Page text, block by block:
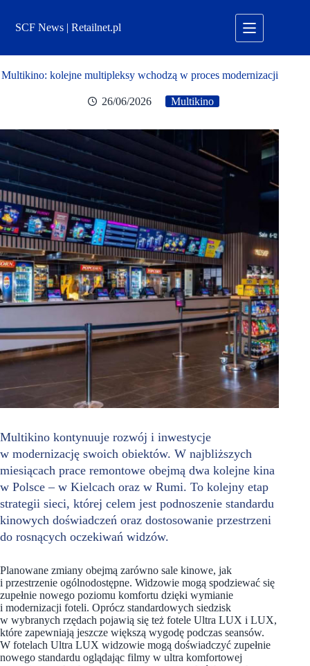
treściSCF News | Retailnet.pl
Multikino: kolejne multipleksy wchodzą w proces modernizacji
26/06/2026 Multikino
Multikino kontynuuje rozwój i inwestycje
w modernizację swoich obiektów. W najbliższych
miesiącach prace remontowe obejmą dwa kolejne kina
w Polsce – w Kielcach oraz w Rumi. To kolejny etap
strategii sieci, której celem jest podnoszenie standardu
kinowych doświadczeń oraz dostosowanie przestrzeni
do rosnących oczekiwań widzów.
Planowane zmiany obejmą zarówno sale kinowe, jak
i przestrzenie ogólnodostępne. Widzowie mogą spodziewać się
zupełnie nowego poziomu komfortu dzięki wymianie
i modernizacji foteli. Oprócz standardowych siedzisk
w wybranych rzędach pojawią się też fotele Ultra LUX i LUX,
które zapewniają jeszcze większą wygodę podczas seansów.
W fotelach Ultra LUX widzowie mogą doświadczyć zupełnie
nowego standardu oglądając filmy w ultra komfortowej